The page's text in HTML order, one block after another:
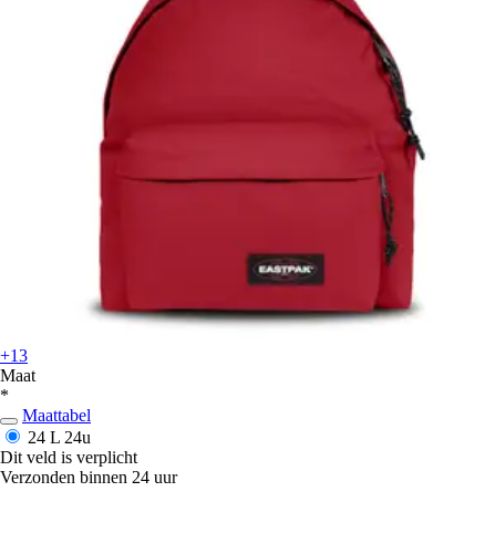
+13
Maat
*
Maattabel
24 L 24u
Dit veld is verplicht
Verzonden binnen 24 uur